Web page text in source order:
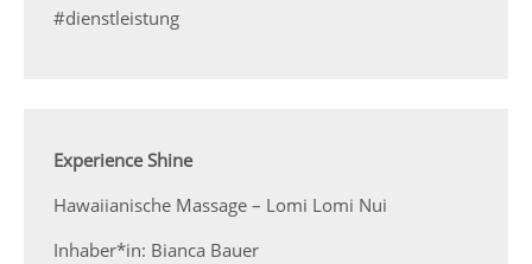
#dienstleistung
Experience Shine
Hawaiianische Massage – Lomi Lomi Nui
Inhaber*in: Bianca Bauer